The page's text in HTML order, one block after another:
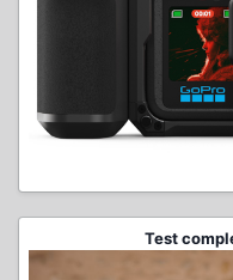
Test